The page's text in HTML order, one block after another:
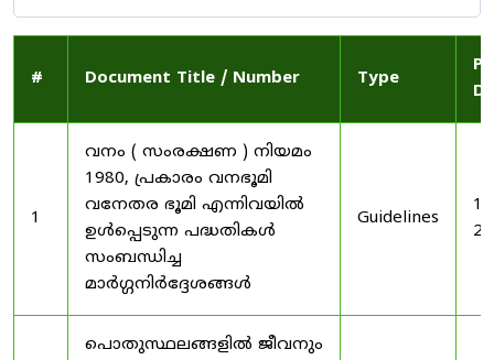
# Document Title / Number Type
1
വനം ( സംരക്ഷണ ) നിയമം
1980, പ്രകാരം വനഭൂമി
വനേതര ഭൂമി എന്നിവയിൽ
ഉൾപ്പെടുന്ന പദ്ധതികൾ
സംബന്ധിച്ച
മാർഗ്ഗനിർദ്ദേശങ്ങൾ
Guidelines
പൊതുസ്ഥലങ്ങളിൽ ജീവനും